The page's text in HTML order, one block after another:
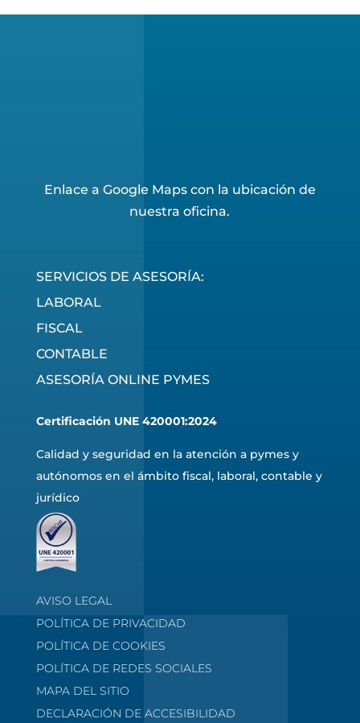
Enlace a Google Maps con la ubicación de
nuestra oficina.
SERVICIOS DE ASESORÍA:
LABORAL
FISCAL
CONTABLE
ASESORÍA ONLINE PYMES
Certificación UNE 420001:2024
Calidad y seguridad en la atención a pymes y
autónomos en el ámbito fiscal, laboral, contable y
jurídico
AVISO LEGAL
POLÍTICA DE PRIVACIDAD
POLÍTICA DE COOKIES
POLÍTICA DE REDES SOCIALES
MAPA DEL SITIO
DECLARACIÓN DE ACCESIBILIDAD